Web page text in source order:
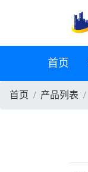
首页
首页 产品列表